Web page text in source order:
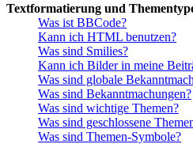
Textformatierung und
Was ist BBCode?
Kann ich HTML benutzen?
Was sind Smilies?
Kann ich Bilder in meine
Was sind globale
Was sind Bekanntmachungen?
Was sind wichtige Themen?
Was sind geschlossene
Was sind Themen-Symbole?